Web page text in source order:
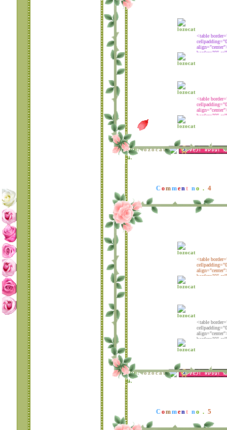
set ดอกไม้สวยเก๋ -2*
¤ ° •
• * ¤ * TABLE 26
set ดอกไม้สวยเก๋ * ¤
° •
• ° ¤ * TABLE 25
set I'am so happy *
¤ ° •
TABLE 24
TABLE 23 เซ
ตลายดอท.กระพริบสีห
วาน
TABLE 22 เซ
ตนางฟัาตัวนัอยๆแวะ
มาอวยพรปีใหม่
TABLE 21 แบบหัวใจ
กระพริบ สีหวาน
TABLE 20 แบบน้อง
หมีน่ารัก สีหวาน
TABLE 19 แบบมุม
ดอกไม้ระยิบระยับ สีห
วาน
TABLE 18 แบบมุม
ดอกไม้ สีหวาน
TABLE 17 แบบมุม
บว์กิ๊ฟเก๋
TABLE 16 แบบ
ระบายกระพริบรอบๆ
กรอบ
TABLE 15 แบบมุม
บว์กระพริบ สีหวานๆ
TABLE 14 แบบมุม
ดอกไม้ สวยเก๋
TABLE 13 แบบกิ๊ฟเก๋
TABLE 12 กรอบ
เขียนข้อความแบบ
หม่ชุดที่ 2
TABLE 11 เปลี่บนลูก
เล่นให้กับกรอบเขียน
ข้อความแบบกิ๊ฟเก๋
TABLE 10 แบบเก๋
ละ น่ารัก
TABLE 9 แบบหัวใจ
ละ ดอกไม้ รายล้อม
รอบกรอบ
TABLE 8 แบบ
บว์..ระยิบระยับที่มุม
กรอบ 3
TABLE 7 แบบ
บว์..ระยิบระยับที่มุม
ดย: lozocat
น.
C omment no . 4
ดย: lozocat
น.
C omment no . 5